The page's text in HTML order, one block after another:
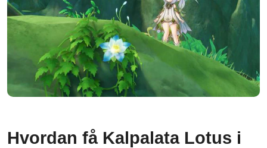
Hvordan få Kalpalata Lotus i